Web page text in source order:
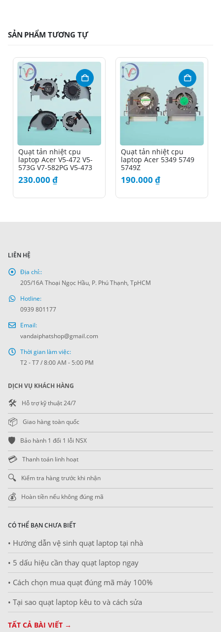
SẢN PHẨM TƯƠNG TỰ
Quạt tản nhiệt cpu
laptop Acer V5-472 V5-
573G V7-582PG V5-473
230.000 ₫
Quạt tản nhiệt cpu
laptop Acer 5349 5749
5749Z
190.000 ₫
LIÊN HỆ
Địa chỉ::
205/16A Thoại Ngọc Hầu, P. Phú Thạnh, TpHCM
Hotline:
0939 801177
Email:
vandaiphatshop@gmail.com
Thời gian làm việc:
T2 - T7 / 8:00 AM - 5:00 PM
DỊCH VỤ KHÁCH HÀNG
🛠️ Hỗ trợ kỹ thuật 24/7
📦 Giao hàng toàn quốc
🛡️ Bảo hành 1 đổi 1 lỗi NSX
💳 Thanh toán linh hoạt
🔍 Kiểm tra hàng trước khi nhận
💰 Hoàn tiền nếu không đúng mã
CÓ THỂ BẠN CHƯA BIẾT
• Hướng dẫn vệ sinh quạt laptop tại nhà
• 5 dấu hiệu cần thay quạt laptop ngay
• Cách chọn mua quạt đúng mã máy 100%
• Tại sao quạt laptop kêu to và cách sửa
TẤT CẢ BÀI VIẾT →